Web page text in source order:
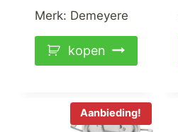
Merk: Demeyere
kopen
Aanbieding!